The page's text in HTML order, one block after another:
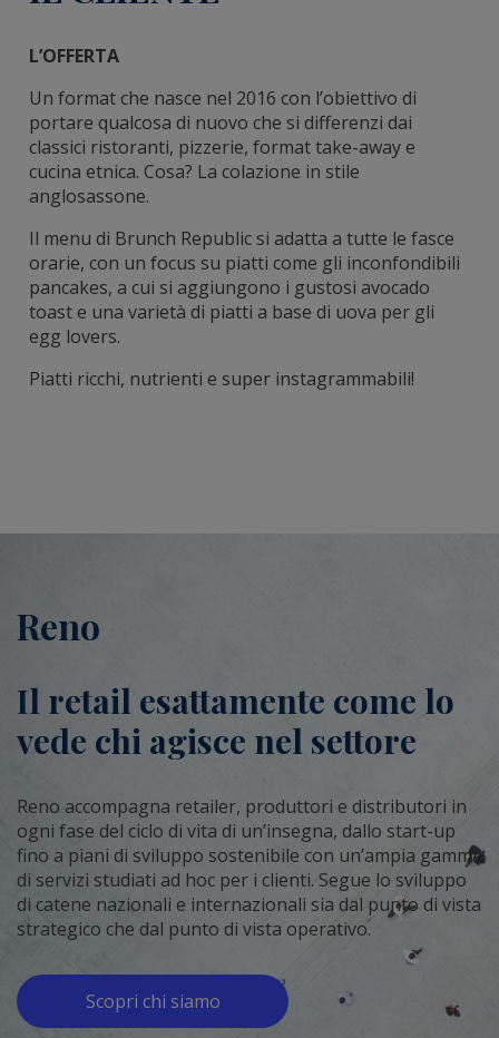
L’OFFERTA
Un format che nasce nel 2016 con l’obiettivo di
portare qualcosa di nuovo che si differenzi dai
classici ristoranti, pizzerie, format take-awaye
cucina etnica. Cosa? La colazione in stile
anglosassone.
Il menu di Brunch Republic si adatta a tutte le fasce
orarie, con un focus su piatti come gli inconfondibili
pancakes, a cui si aggiungono i gustosi avocado
toast e una varietà di piatti a base di uova per gli
egg lovers.
Piatti ricchi, nutrienti e super instagrammabili!
Reno
Il retail esattamente come lo
vede chi agisce nel settore
Reno accompagna retailer, produttori e distributori in
ogni fase del ciclo di vita di un’insegna, dallo start-up
fino a piani di sviluppo sostenibile con un’ampia gamma
di servizi studiati ad hoc per i clienti. Segue lo sviluppo
di catene nazionali e internazionali sia dal punto di vista
strategico che dal punto di vista operativo.
Scopri chi siamo